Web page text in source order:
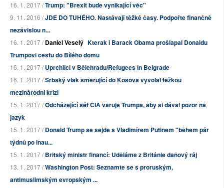
16. 1. 2017 /Trump: "Brexit bude vynikající věc"
9. 11. 2016 /JDE DO TUHÉHO. Nastávají těžké časy. Podpořte finančně
nezávislou n...
16. 1. 2017 /Daniel Veselý Kterak i Barack Obama prošlapal Donaldu
Trumpovi cestu do Bílého domu
16. 1. 2017 /Uprchlíci v Bělehradu/Refugees in Belgrade
16. 1. 2017 /Srbský vlak směřující do Kosova vyvolal těžkou
mezinárodní krizi
15. 1. 2017 /Odcházející šéf CIA varuje Trumpa, aby si dával pozor na
jazyk
15. 1. 2017 /Donald Trump se sejde s Vladimírem Putinem "během pár
týdnů po inau...
15. 1. 2017 /Britský ministr financí: Uděláme z Británie daňový ráj
13. 1. 2017 /Washington Post: Seznamte se s proruským,
antimuslimským evropským ...